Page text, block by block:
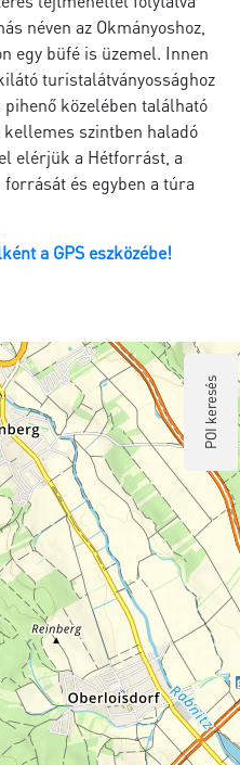
néven az Okmányoshoz,
egy büfé is üzemel. Innen
turistalátványossághoz
közelében található
szintben haladó
elérjük a Hétforrást, a
és egyben a túra
a GPS eszközébe!
POI keresés